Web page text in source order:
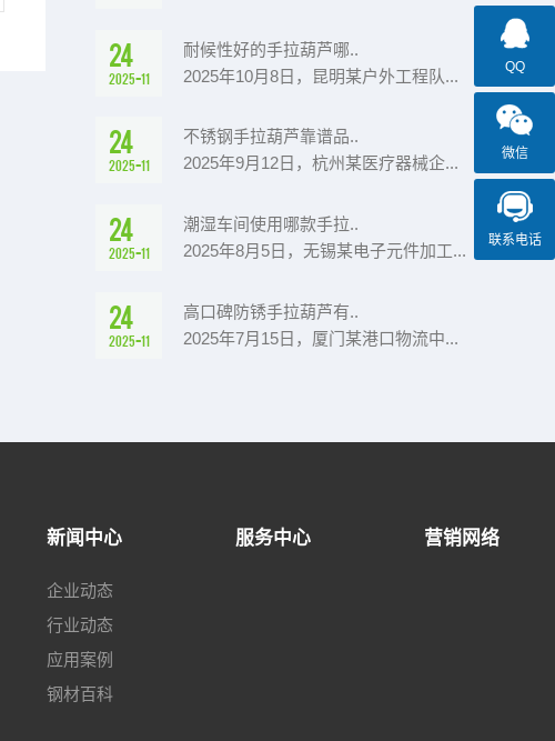
24
2025-11
耐候性好的手拉葫芦哪..
2025年10月8日，昆明某户外工程队...
24
2025-11
不锈钢手拉葫芦靠谱品..
2025年9月12日，杭州某医疗器械企...
24
2025-11
潮湿车间使用哪款手拉..
2025年8月5日，无锡某电子元件加工...
24
2025-11
高口碑防锈手拉葫芦有..
2025年7月15日，厦门某港口物流中...
新闻中心
企业动态
行业动态
应用案例
钢材百科
服务中心 营销网络
QQ
微信
联系电话